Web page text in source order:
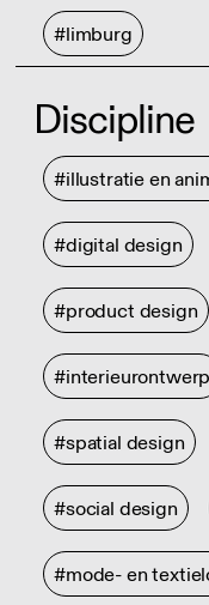
#limburg
Discipline
#illustratie en
#digital design
#product design
#interieurontwerp
#spatial design
#social design
#mode- en